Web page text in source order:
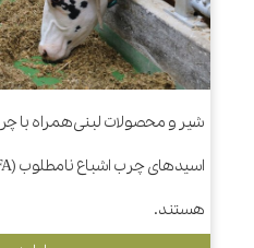
شیر و محصولات لبنی همراه با
هستند.